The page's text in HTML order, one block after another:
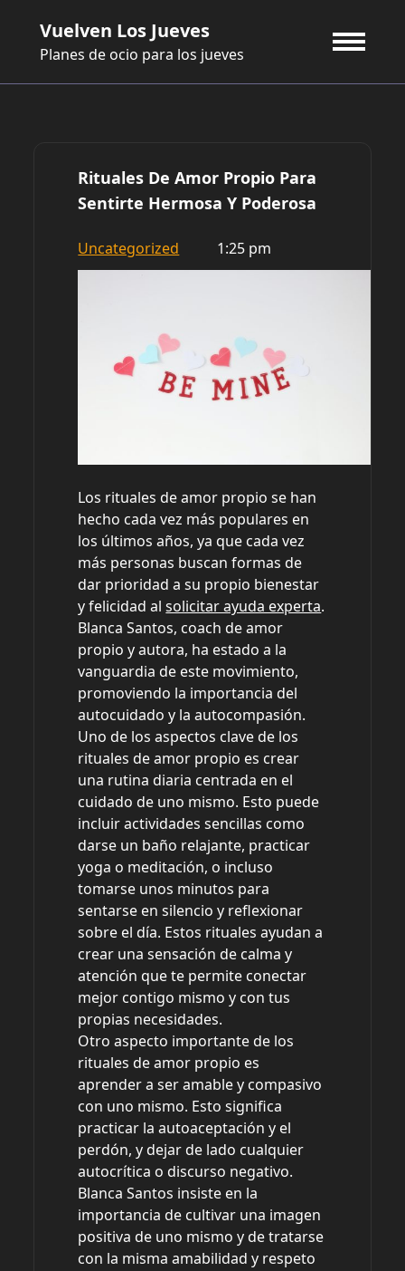
contenido
Vuelven Los Jueves
Planes de ocio para los jueves
Rituales De Amor Propio Para
Sentirte Hermosa Y Poderosa
Uncategorized 1:25 pm
Los rituales de amor propio se han
hecho cada vez más populares en
los últimos años, ya que cada vez
más personas buscan formas de
dar prioridad a su propio bienestar
y felicidad alsolicitar ayuda experta.
Blanca Santos, coach de amor
propio y autora, ha estado a la
vanguardia de este movimiento,
promoviendo la importancia del
autocuidado y la autocompasión.
Uno de los aspectos clave de los
rituales de amor propio es crear
una rutina diaria centrada en el
cuidado de uno mismo. Esto puede
incluir actividades sencillas como
darse un baño relajante, practicar
yoga o meditación, o incluso
tomarse unos minutos para
sentarse en silencio y reflexionar
sobre el día. Estos rituales ayudan a
crear una sensación de calma y
atención que te permite conectar
mejor contigo mismo y con tus
propias necesidades.
Otro aspecto importante de los
rituales de amor propio es
aprender a ser amable y compasivo
con uno mismo. Esto significa
practicar la autoaceptación y el
perdón, y dejar de lado cualquier
autocrítica o discurso negativo.
Blanca Santos insiste en la
importancia de cultivar una imagen
positiva de uno mismo y de tratarse
con la misma amabilidad y respeto